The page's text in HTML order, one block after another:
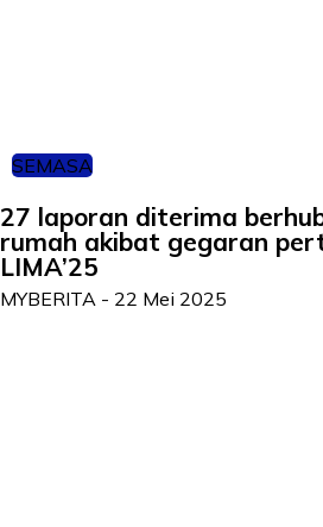
SEMASA
27 laporan diterima
rumah akibat gegaran
LIMA’25
MYBERITA - 22 Mei 2025